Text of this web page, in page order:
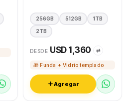
256GB 512GB 1TB
2TB
DESDE USD 1,360 ⇄
🎁 Funda + Vidrio templado
Agregar